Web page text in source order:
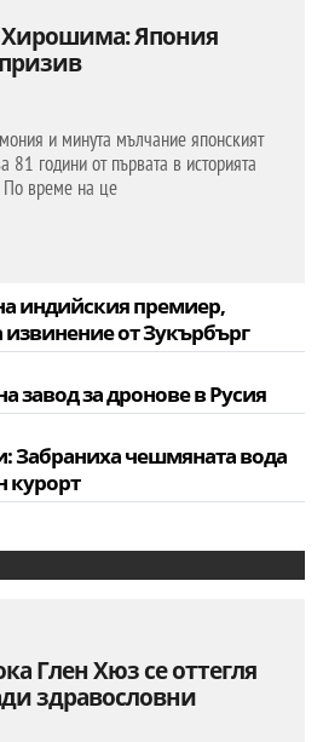
Хирошима: Япония
и минута мълчание японският
81 години от първата в историята
По време на це
индийския премиер,
от Зукърбърг
завод за дронове в Русия
Забраниха чешмяната вода
курорт
Глен Хюз се оттегля
здравословни